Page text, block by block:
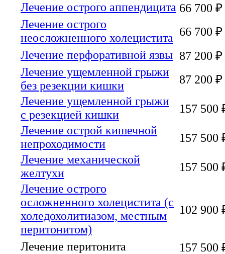
Лечение острого аппендицита 66 700 ₽
Лечение острого
неосложненного холецистита 66 700 ₽
Лечение перфоративной язвы 87 200 ₽
Лечение ущемленной грыжи
без резекции кишки
87 200 ₽
Лечение ущемленной грыжи
с резекцией кишки
157 500
Лечение острой кишечной
непроходимости
157 500
Лечение механической
желтухи
157 500
Лечение острого
осложненного холецистита (с
холедохолитиазом, местным
перитонитом)
102 900
Лечение перитонита 157 500